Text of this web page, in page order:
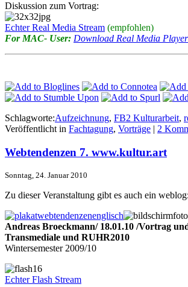
Diskussion zum Vortrag:
Echter Real Media Stream (empfohlen)
For MAC- User: Download Real Media
Schlagworte:Aufzeichnung, FB2 Kulturarbeit,
Veröffentlicht in Fachtagung, Vorträge | 2
Webtendenzen 7. www.kultur.art
Sonntag, 24. Januar 2010
Zu dieser Veranstaltung gibt es auch ein weblog:
Andreas Broeckmann/ 18.01.10 /Vortrag
Transmediale und RUHR2010
Wintersemester 2009/10
Echter Flash Stream